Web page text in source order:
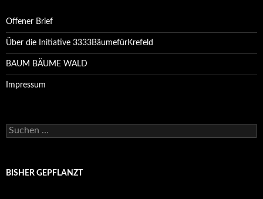
Offener Brief
Über die Initiative 3333BäumefürKrefeld
BAUM BÄUME WALD
Impressum
Suchen
nach:
BISHER GEPFLANZT